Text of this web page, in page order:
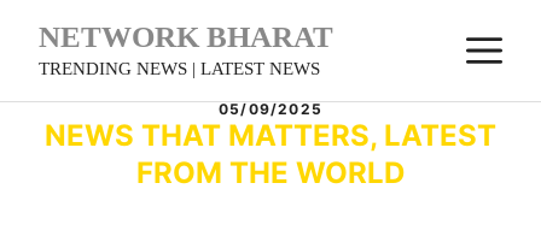
NETWORK BHARAT
TRENDING NEWS | LATEST NEWS
05/09/2025
NEWS THAT MATTERS, LATEST
FROM THE WORLD